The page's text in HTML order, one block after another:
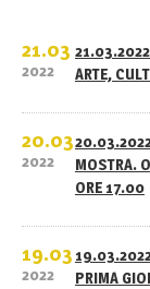
21.03
2022
21.03.2022
ARTE,
20.03
2022
20.03.2022
MOSTRA.
ORE 17.00
19.03
2022
19.03.2022
PRIMA